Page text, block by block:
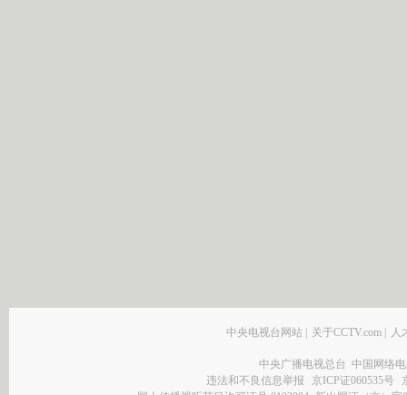
中央电视台网站 | 关于CCTV.com | 人
中央广播电视总台 中国网络
违法和不良信息举报
京ICP证060535号